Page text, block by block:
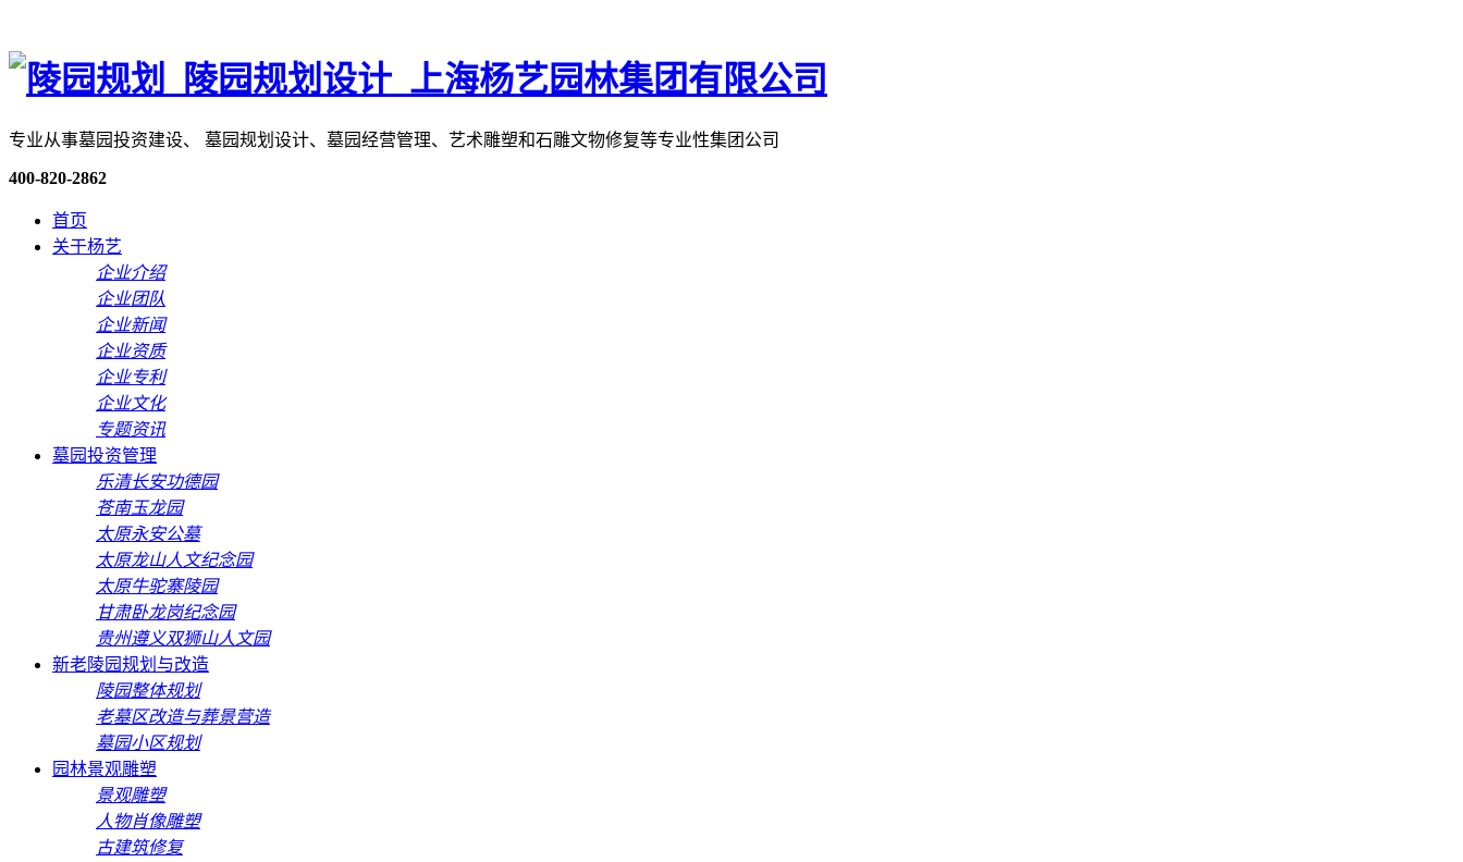
专业从事墓园投资建设、 墓园规划设计、墓园经营管理、艺术雕塑和石雕文物修复等专业性集团公司
400-820-2862
首页
关于杨艺
企业介绍
企业团队
企业新闻
企业资质
企业专利
企业文化
专题资讯
墓园投资管理
乐清长安功德园
苍南玉龙园
太原永安公墓
太原龙山人文纪念园
太原牛驼寨陵园
甘肃卧龙岗纪念园
贵州遵义双狮山人文园
新老陵园规划与改造
陵园整体规划
老墓区改造与葬景营造
墓园小区规划
园林景观雕塑
景观雕塑
人物肖像雕塑
古建筑修复